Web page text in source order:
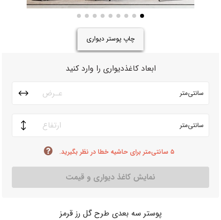
چاپ پوستر دیواری
ابعاد کاغذدیواری را وارد کنید
سانتی‌متر
سانتی‌متر
۵ سانتی‌متر برای حاشیه خطا در نظر بگیرید.
نمایش کاغذ دیواری و قیمت
پوستر سه بعدی طرح گل رز قرمز